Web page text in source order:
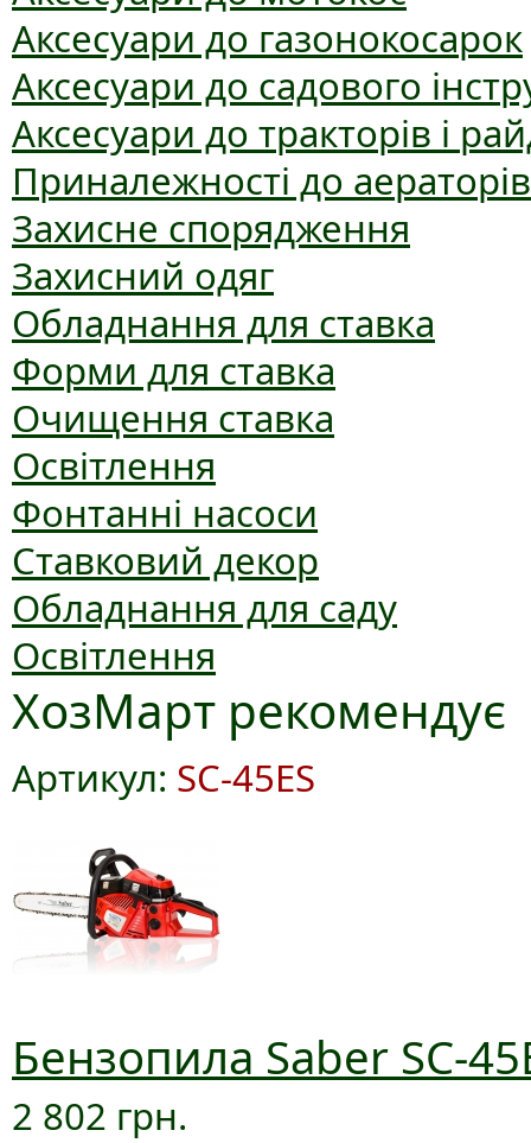
Аксесуари до газонокосарок
Аксесуари до садового
Аксесуари до тракторів і
Приналежності до аераторів
Захисне спорядження
Захисний одяг
Обладнання для ставка
Форми для ставка
Очищення ставка
Освітлення
Фонтанні насоси
Ставковий декор
Обладнання для саду
Освітлення
ХозМарт рекомендує
Артикул: SC-45ES
Бензопила Saber SC-
2 802 грн.